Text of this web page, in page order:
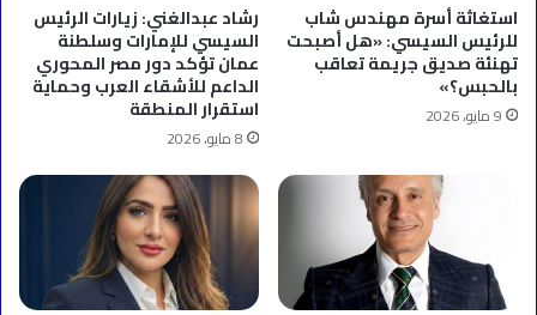
استغاثة أسرة مهندس شاب
للرئيس السيسي: «هل أصبحت
تهنئة صديق جريمة تعاقب
بالحبس؟»
9 مايو، 2026
رشاد عبدالغني: زيارات الرئيس
السيسي للإمارات وسلطنة
عمان تؤكد دور مصر المحوري
الداعم للأشقاء العرب وحماية
استقرار المنطقة
8 مايو، 2026